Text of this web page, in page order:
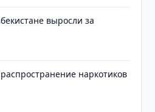
выросли за
наркотиков